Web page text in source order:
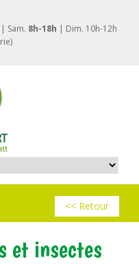
| Sam. 8h-18h | Dim. 10h-12h
et insectes
<< Retour